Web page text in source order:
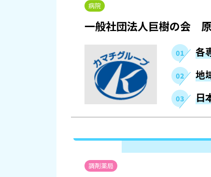
病院
一般社団法人巨樹の会
各
地
日
調剤薬局